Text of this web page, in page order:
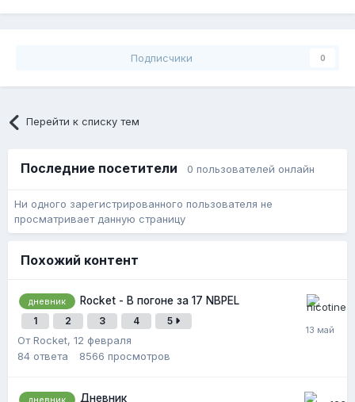
Подписчики 0
Перейти к списку тем
Последние посетители 0 пользователей онлайн
Ни одного зарегистрированного пользователя не
просматривает данную страницу
Похожий контент
дневник Rocket - В погоне за 17 NBPEL
1 2 3 4 5
От Rocket, 12 февраля
84 ответа 8566 просмотров
дневник Дневник